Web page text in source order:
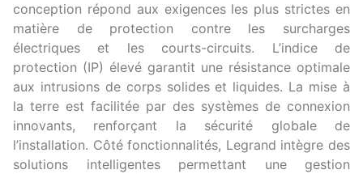
conception répond aux exigences les plus strictes en
matière de protection contre les surcharges
électriques et les courts-circuits. L’indice de
protection (IP) élevé garantit une résistance optimale
aux intrusions de corps solides et liquides. La mise à
la terre est facilitée par des systèmes de connexion
innovants, renforçant la sécurité globale de
l’installation. Côté fonctionnalités, Legrand intègre des
solutions intelligentes permettant une gestion